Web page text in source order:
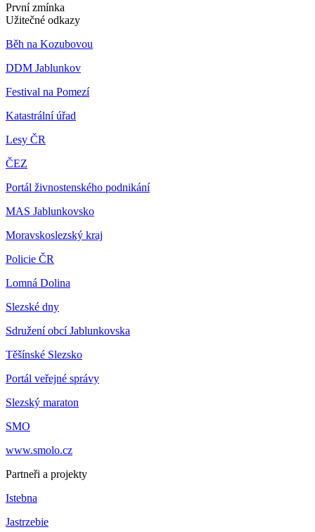
První zmínka
Užitečné odkazy
Běh na Kozubovou
DDM Jablunkov
Festival na Pomezí
Katastrální úřad
Lesy ČR
ČEZ
Portál živnostenského podnikání
MAS Jablunkovsko
Moravskoslezský kraj
Policie ČR
Lomná Dolina
Slezské dny
Sdružení obcí Jablunkovska
Těšínské Slezsko
Portál veřejné správy
Slezský maraton
SMO
www.smolo.cz
Partneři a projekty
Istebna
Jastrzebie